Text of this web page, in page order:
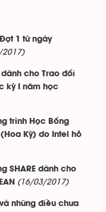
1 từ ngày
dành cho Trao đổi
kỳ I năm học
trình Học Bổng
Kỳ) do Intel hỗ
SHARE dành cho
(16/03/2017)
những điều chưa